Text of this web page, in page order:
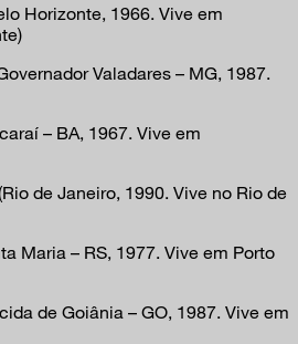
Horizonte, 1966. Vive em
Valadares – MG, 1987.
– BA, 1967. Vive em
de Janeiro, 1990. Vive no Rio de
Maria – RS, 1977. Vive em Porto
de Goiânia – GO, 1987. Vive em